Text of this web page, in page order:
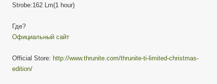
Strobe:162 Lm(1 hour)
Где?
Официальный сайт
Official Store: http://www.thrunite.com/thrunite-ti-limited-christmas-
edition/